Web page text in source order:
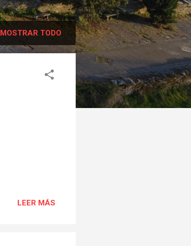
MOSTRAR TODO
LEER MÁS